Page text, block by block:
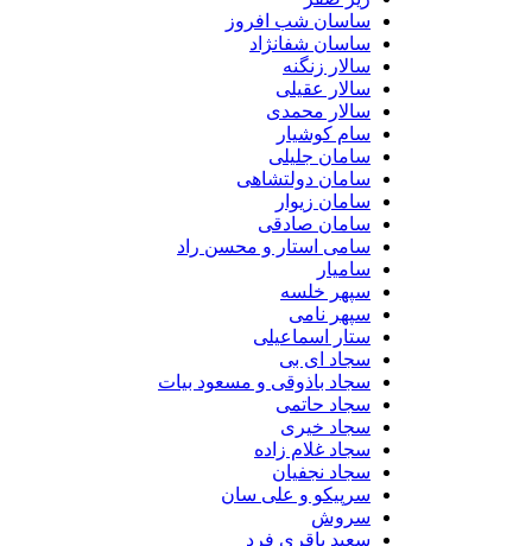
ساسان شب افروز
ساسان شفانژاد
سالار زنگنه
سالار عقیلی
سالار محمدی
سام کوشیار
سامان جلیلی
سامان دولتشاهی
سامان زیوار
سامان صادقی
سامی استار و محسن راد
سامیار
سپهر خلسه
سپهر نامی
ستار اسماعیلی
سجاد ای بی
سجاد باذوقی و مسعود بیات
سجاد حاتمی
سجاد خیری
سجاد غلام زاده
سجاد نجفیان
سرپیکو و علی سان
سروش
سعید باقری فرد